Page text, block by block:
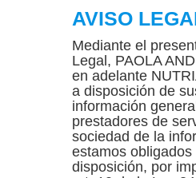
AVISO
Mediante el
Legal, PAOLA
en adelante
a disposición de
información
prestadores de
sociedad de la
estamos
disposición, por